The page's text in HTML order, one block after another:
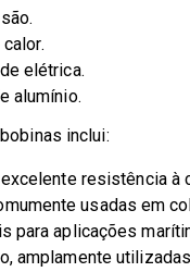
elétrica.
alumínio.
inclui:
resistência à
usadas em
para aplicações
amplamente